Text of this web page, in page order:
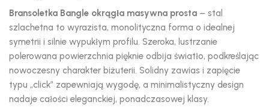
Bransoletka Bangle okrągła masywna prosta – stal
szlachetna to wyrazista, monolityczna forma o idealnej
symetrii i silnie wypukłym profilu. Szeroka, lustrzanie
polerowana powierzchnia pięknie odbija światło, podkreślając
nowoczesny charakter biżuterii. Solidny zawias i zapięcie
typu „click” zapewniają wygodę, a minimalistyczny design
nadaje całości eleganckiej, ponadczasowej klasy.